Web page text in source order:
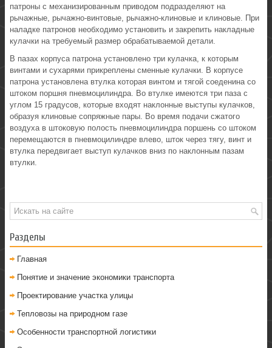
патроны с механизированным приводом подразделяют на
рычажные, рычажно-винтовые, рычажно-клиновые и клиновые. При
наладке патронов необходимо установить и закрепить накладные
кулачки на требуемый размер обрабатываемой детали.
В пазах корпуса патрона установлено три кулачка, к которым
винтами и сухарями прикреплены сменные кулачки. В корпусе
патрона установлена втулка которая винтом и тягой соеденина со
штоком поршня пневмоцилиндра. Во втулке имеются три паза с
углом 15 градусов, которые входят наклонные выступы кулачков,
образуя клиновые сопряжные пары. Во время подачи сжатого
воздуха в штоковую полость пневмоцилиндра поршень со штоком
перемещаются в пневмоцилиндре влево, шток через тягу, винт и
втулка передвигает выступ кулачков вниз по наклонным пазам
втулки.
Разделы
Главная
Понятие и значение экономики транспорта
Проектирование участка улицы
Тепловозы на природном газе
Особенности транспортной логистики